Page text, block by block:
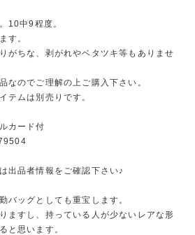
10中9程度。
す。
がちな、剥がれやベタツキ等もありませ
なのでご理解の上ご購入下さい。
テムは別売りです。
カード付
出品者情報をご確認下さい♪
バッグとしても重宝します。
ますし、持っている人が少ないレアな形
と思います。